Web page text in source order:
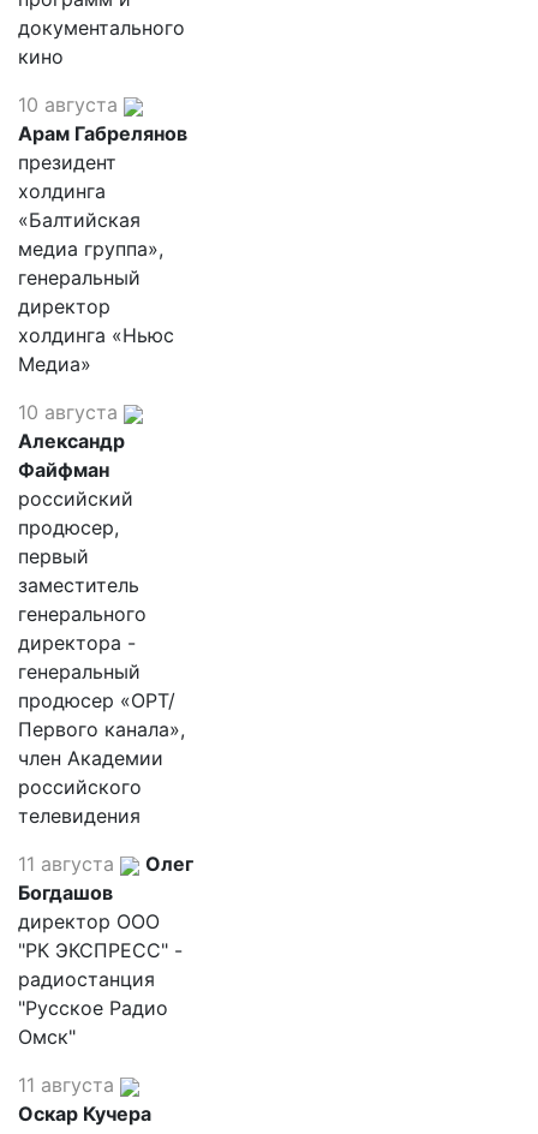
документального
кино
10 августа
Арам Габрелянов
президент
холдинга
«Балтийская
медиа группа»,
генеральный
директор
холдинга «Ньюс
Медиа»
10 августа
Александр
Файфман
российский
продюсер,
первый
заместитель
генерального
директора -
генеральный
продюсер «ОРТ/
Первого канала»,
член Академии
российского
телевидения
11 августа
Олег
Богдашов
директор ООО
"РК ЭКСПРЕСС" -
радиостанция
"Русское Радио
Омск"
11 августа
Оскар Кучера